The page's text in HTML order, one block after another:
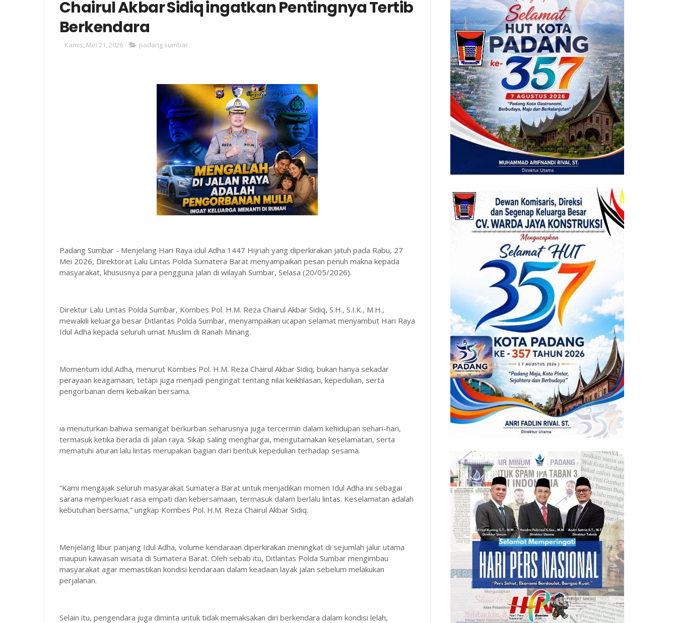
Chairul Akbar Sidiq ingatkan Pentingnya Tertib
Berkendara
Kamis, Mei 21, 2026 padang sumbar
Padang Sumbar - Menjelang Hari Raya idul Adha 1447 Hijriah yang diperkirakan jatuh pada Rabu, 27
Mei 2026, Direktorat Lalu Lintas Polda Sumatera Barat menyampaikan pesan penuh makna kepada
masyarakat, khususnya para pengguna jalan di wilayah Sumbar, Selasa (20/05/2026).
Direktur Lalu Lintas Polda Sumbar, Kombes Pol. H.M. Reza Chairul Akbar Sidiq, S.H., S.I.K., M.H.,
mewakili keluarga besar Ditlantas Polda Sumbar, menyampaikan ucapan selamat menyambut Hari Raya
Idul Adha kepada seluruh umat Muslim di Ranah Minang.
Momentum idul Adha, menurut Kombes Pol. H.M. Reza Chairul Akbar Sidiq, bukan hanya sekadar
perayaan keagamaan, tetapi juga menjadi pengingat tentang nilai keikhlasan, kepedulian, serta
pengorbanan demi kebaikan bersama.
ia menuturkan bahwa semangat berkurban seharusnya juga tercermin dalam kehidupan sehari-hari,
termasuk ketika berada di jalan raya. Sikap saling menghargai, mengutamakan keselamatan, serta
mematuhi aturan lalu lintas merupakan bagian dari bentuk kepedulian terhadap sesama.
“Kami mengajak seluruh masyarakat Sumatera Barat untuk menjadikan momen Idul Adha ini sebagai
sarana memperkuat rasa empati dan kebersamaan, termasuk dalam berlalu lintas. Keselamatan adalah
kebutuhan bersama,” ungkap Kombes Pol. H.M. Reza Chairul Akbar Sidiq.
Menjelang libur panjang Idul Adha, volume kendaraan diperkirakan meningkat di sejumlah jalur utama
maupun kawasan wisata di Sumatera Barat. Oleh sebab itu, Ditlantas Polda Sumbar mengimbau
masyarakat agar memastikan kondisi kendaraan dalam keadaan layak jalan sebelum melakukan
perjalanan.
Selain itu, pengendara juga diminta untuk tidak memaksakan diri berkendara dalam kondisi lelah,